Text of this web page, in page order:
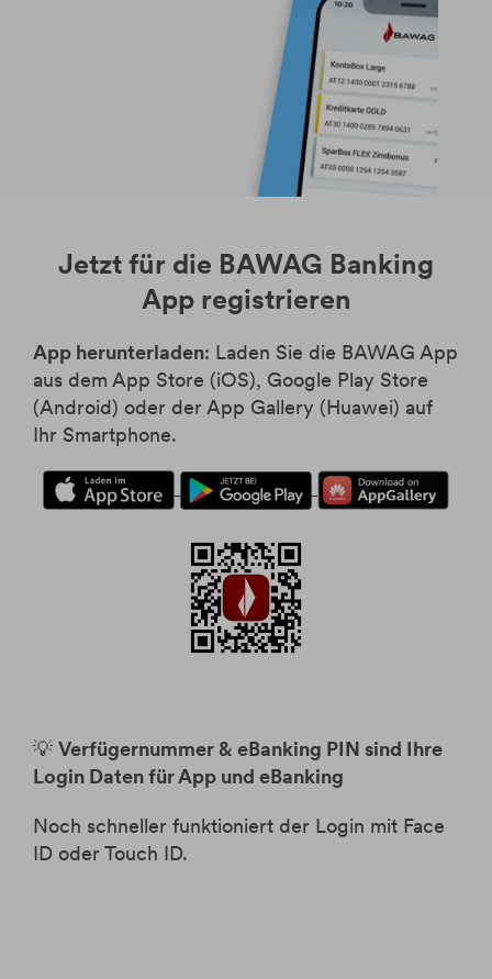
Jetzt für die BAWAG Banking
App registrieren
App herunterladen: Laden Sie die BAWAG App
aus dem App Store (iOS), Google Play Store
(Android) oder der App Gallery (Huawei) auf
Ihr Smartphone.
💡 Verfügernummer & eBanking PIN sind Ihre
Login Daten für App und eBanking
Noch schneller funktioniert der Login mit Face
ID oder Touch ID.